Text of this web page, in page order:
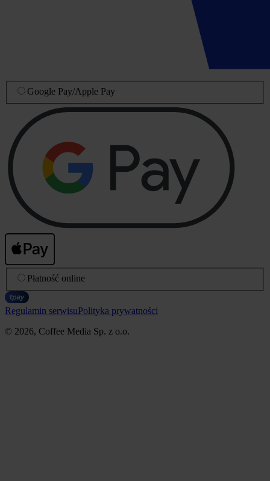
Google Pay/Apple Pay
Płatność online
Regulamin serwisuPolityka prywatności
© 2026, Coffee Media Sp. z o.o.